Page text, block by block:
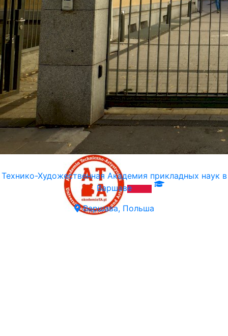
Технико-Художественная Академия прикладных наук в
Варшаве
Варшава, Польша